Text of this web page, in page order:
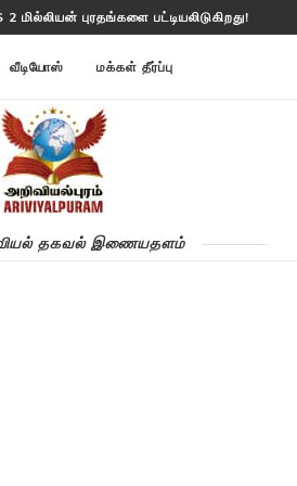
புரதங்களை பட்டியலிடுகிறது!
வீடியோஸ் மக்கள் தீர்ப்பு
தகவல் இணையதளம்